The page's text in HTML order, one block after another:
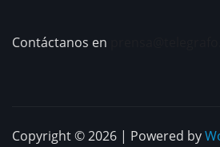
Contáctanos en
Copyright © 2026 | Powered by